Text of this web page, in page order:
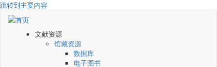
跳转到主要内容
文献资源
馆藏资源
数据库
电子图书